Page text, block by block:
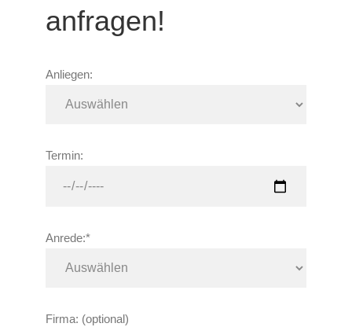
anfragen!
Anliegen:
Termin:
Anrede:*
Firma: (optional)